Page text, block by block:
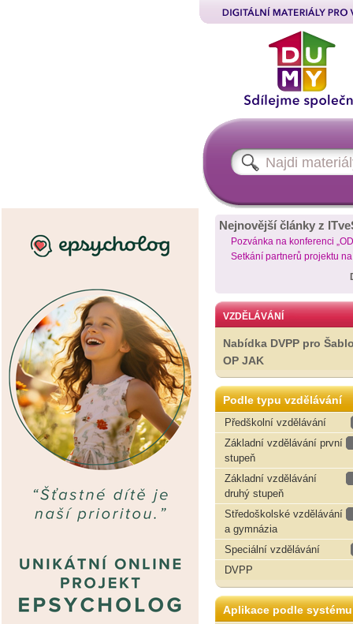
Nejnovější články z
Pozvánka na konferenci
Setkání partnerů projektu
VZDĚLÁVÁNÍ
Nabídka DVPP pro
OP JAK
Podle typu vzdělávání
Předškolní vzdělávání
Základní vzdělávání první
stupeň
Základní vzdělávání
druhý stupeň
Středoškolské vzdělávání
a gymnázia
Speciální vzdělávání
DVPP
Aplikace podle systému